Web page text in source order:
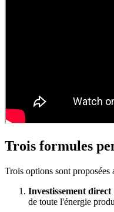
Trois formules
Trois options sont proposées
Investissement direct
de toute l'énergie